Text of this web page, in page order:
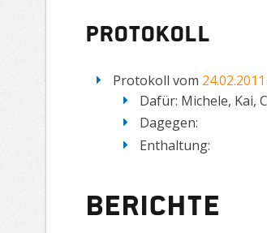
Protokoll
Protokoll vom 24.02.2011
Dafür: Michele, Kai,
Dagegen:
Enthaltung:
Berichte